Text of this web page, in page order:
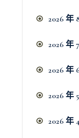
2026 年
2026 年
2026 年
2026 年
2026 年